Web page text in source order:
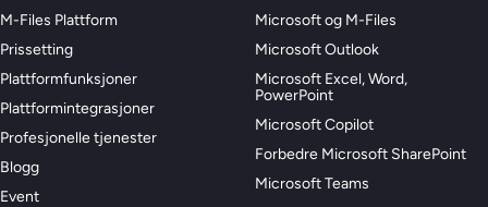
M-Files Plattform
Prissetting
Plattformfunksjoner
Plattformintegrasjoner
Profesjonelle tjenester
Blogg
Event
Microsoft og M-Files
Microsoft Outlook
Microsoft Excel, Word,
PowerPoint
Microsoft Copilot
Forbedre Microsoft SharePoint
Microsoft Teams